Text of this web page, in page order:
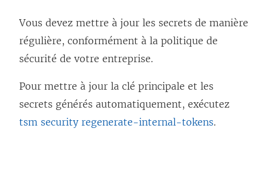
Vous devez mettre à jour les secrets de manière
régulière, conformément à la politique de
sécurité de votre entreprise.
Pour mettre à jour la clé principale et les
secrets générés automatiquement, exécutez
tsm security regenerate-internal-tokens.